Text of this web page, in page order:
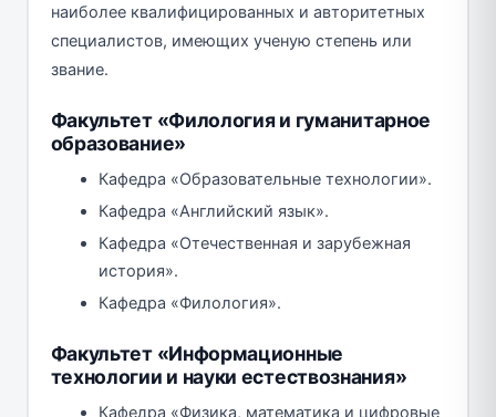
наиболее квалифицированных и авторитетных
специалистов, имеющих ученую степень или
звание.
Факультет «Филология и гуманитарное
образование»
Кафедра «Образовательные технологии».
Кафедра «Английский язык».
Кафедра «Отечественная и зарубежная
история».
Кафедра «Филология».
Факультет «Информационные
технологии и науки естествознания»
Кафедра «Физика, математика и цифровые